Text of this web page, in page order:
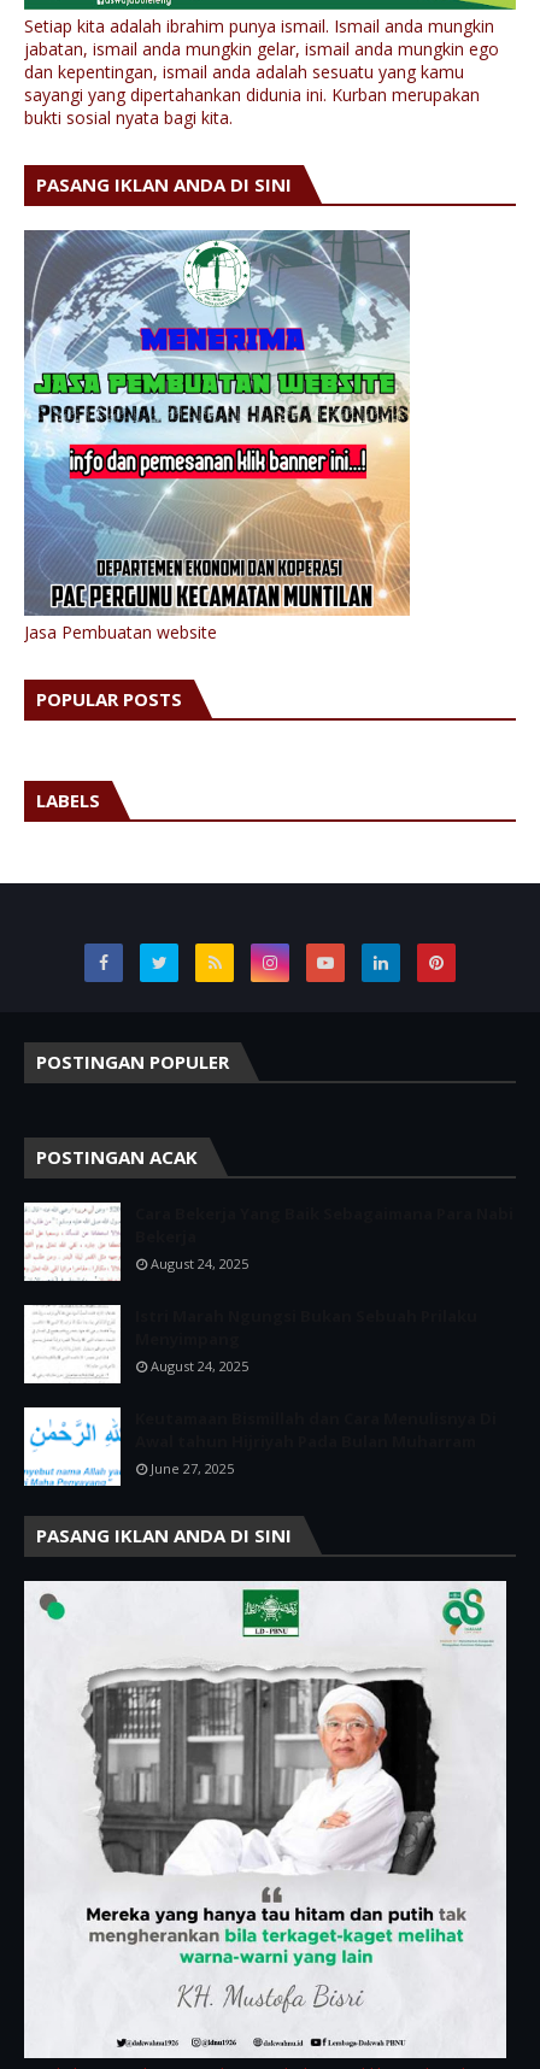
Setiap kita adalah ibrahim punya ismail. Ismail anda mungkin
jabatan, ismail anda mungkin gelar, ismail anda mungkin ego
dan kepentingan, ismail anda adalah sesuatu yang kamu
sayangi yang dipertahankan didunia ini. Kurban merupakan
bukti sosial nyata bagi kita.
PASANG IKLAN ANDA DI SINI
Jasa Pembuatan website
POPULAR POSTS
LABELS
POSTINGAN POPULER
POSTINGAN ACAK
August 24, 2025
August 24, 2025
June 27, 2025
PASANG IKLAN ANDA DI SINI